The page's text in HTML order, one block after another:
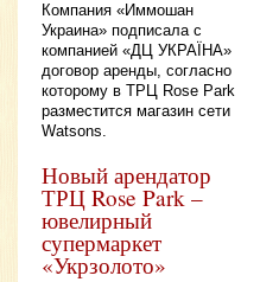
Компания «Иммошан
Украина» подписала с
компанией «ДЦ УКРАЇНА»
договор аренды, согласно
которому в ТРЦ Rose Park
разместится магазин сети
Watsons.
Новый арендатор
ТРЦ Rose Park –
ювелирный
супермаркет
«Укрзолото»